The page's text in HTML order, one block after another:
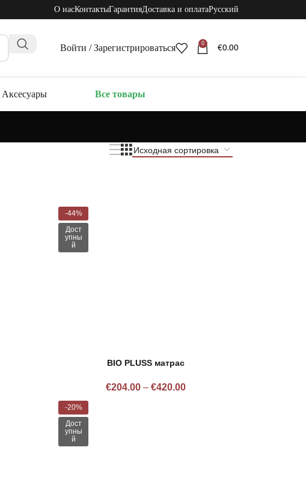
О насКонтактыГарантияДоставка и оплатаРусский
Войти / Зарегистрироваться 0
€0.00
Аксесуары Все товары
-44%
Дост
упны
й
BIO PLUSS матрас
€204.00 – €420.00
-20%
Дост
упны
й